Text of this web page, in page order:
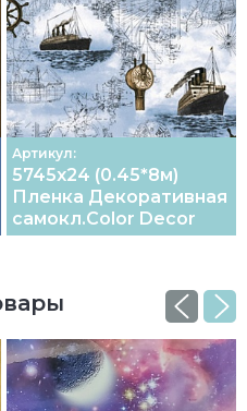
Артикул:
5745х24 (0.45*8м)
Пленка Декоративная
самокл.Color Decor